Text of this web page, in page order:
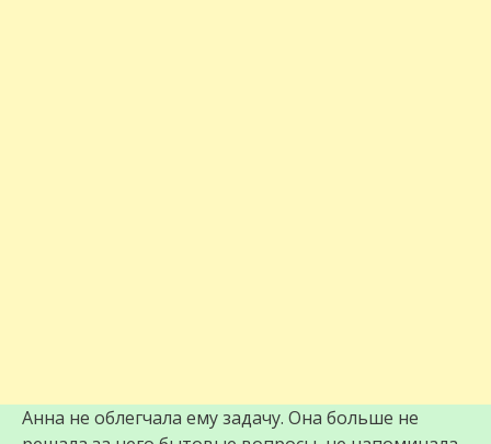
Анна не облегчала ему задачу. Она больше не